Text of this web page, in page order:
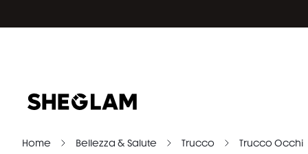
Home Bellezza & Salute Trucco Trucco Occhi